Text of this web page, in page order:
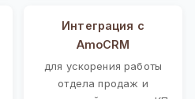
Интеграция с
AmoCRM
для ускорения работы
отдела продаж и